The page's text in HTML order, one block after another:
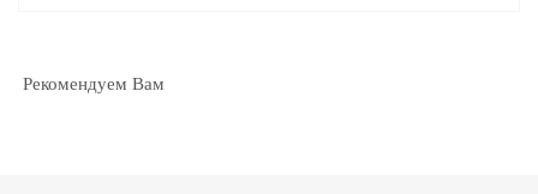
Рекомендуем Вам